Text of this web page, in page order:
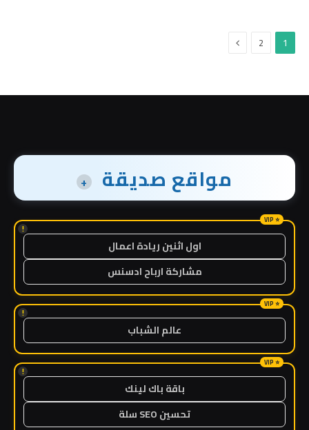
1
2 التالي
مواقع صديقة +
!
اول اثنين ريادة اعمال
مشاركة ارباح ادسنس
!
عالم الشباب
!
باقة باك لينك
تحسين SEO سلة